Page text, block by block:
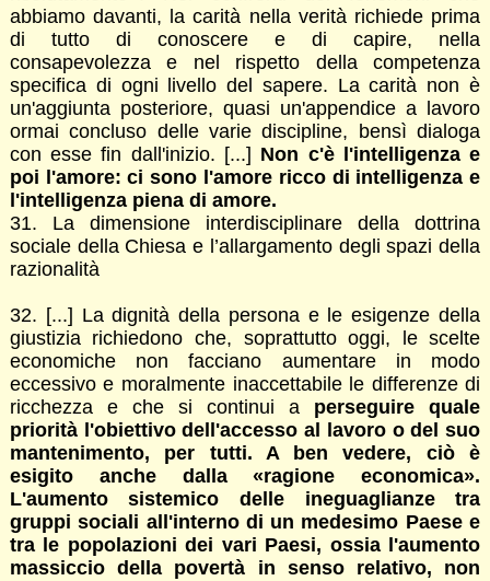
abbiamo davanti, la carità nella verità richiede prima
di tutto di conoscere e di capire, nella
consapevolezza e nel rispetto della competenza
specifica di ogni livello del sapere. La carità non è
un'aggiunta posteriore, quasi un'appendice a lavoro
ormai concluso delle varie discipline, bensì dialoga
con esse fin dall'inizio. [...] Non c'è l'intelligenza e
poi l'amore: ci sono l'amore ricco di intelligenza e
l'intelligenza piena di amore.
31. La dimensione interdisciplinare della dottrina
sociale della Chiesa e l’allargamento degli spazi della
razionalità
32. [...] La dignità della persona e le esigenze della
giustizia richiedono che, soprattutto oggi, le scelte
economiche non facciano aumentare in modo
eccessivo e moralmente inaccettabile le differenze di
ricchezza e che si continui a perseguire quale
priorità l'obiettivo dell'accesso al lavoro o del suo
mantenimento, per tutti. A ben vedere, ciò è
esigito anche dalla «ragione economica».
L'aumento sistemico delle ineguaglianze tra
gruppi sociali all'interno di un medesimo Paese e
tra le popolazioni dei vari Paesi, ossia l'aumento
massiccio della povertà in senso relativo, non